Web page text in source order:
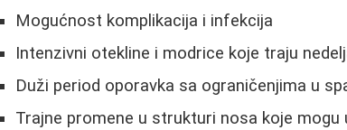
Mogućnost komplikacija i infekcija
Intenzivni otekline i modrice koje traju
Duži period oporavka sa ograničenjima u
Trajne promene u strukturi nosa koje